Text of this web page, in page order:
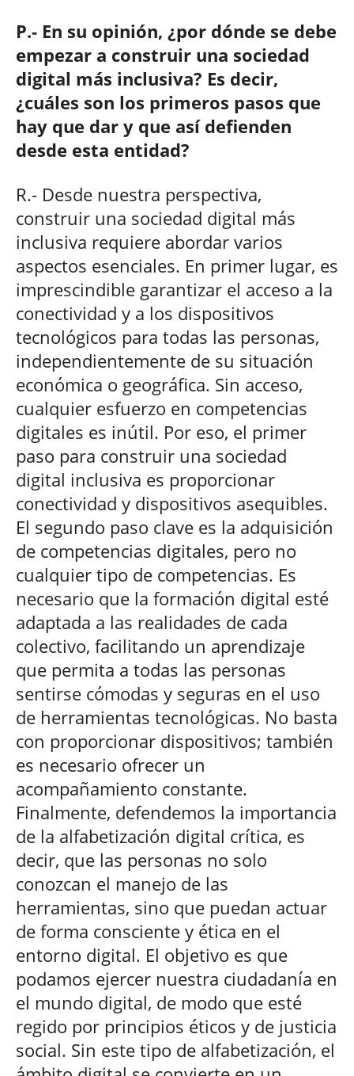
P.- En su opinión, ¿por dónde se debe
empezar a construir una sociedad
digital más inclusiva? Es decir,
¿cuáles son los primeros pasos que
hay que dar y que así defienden
desde esta entidad?
R.- Desde nuestra perspectiva,
construir una sociedad digital más
inclusiva requiere abordar varios
aspectos esenciales. En primer lugar, es
imprescindible garantizar el acceso a la
conectividad y a los dispositivos
tecnológicos para todas las personas,
independientemente de su situación
económica o geográfica. Sin acceso,
cualquier esfuerzo en competencias
digitales es inútil. Por eso, el primer
paso para construir una sociedad
digital inclusiva es proporcionar
conectividad y dispositivos asequibles.
El segundo paso clave es la adquisición
de competencias digitales, pero no
cualquier tipo de competencias. Es
necesario que la formación digital esté
adaptada a las realidades de cada
colectivo, facilitando un aprendizaje
que permita a todas las personas
sentirse cómodas y seguras en el uso
de herramientas tecnológicas. No basta
con proporcionar dispositivos; también
es necesario ofrecer un
acompañamiento constante.
Finalmente, defendemos la importancia
de la alfabetización digital crítica, es
decir, que las personas no solo
conozcan el manejo de las
herramientas, sino que puedan actuar
de forma consciente y ética en el
entorno digital. El objetivo es que
podamos ejercer nuestra ciudadanía en
el mundo digital, de modo que esté
regido por principios éticos y de justicia
social. Sin este tipo de alfabetización, el